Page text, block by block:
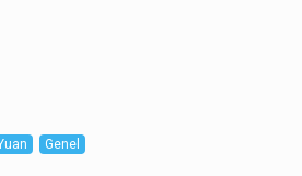
Genel